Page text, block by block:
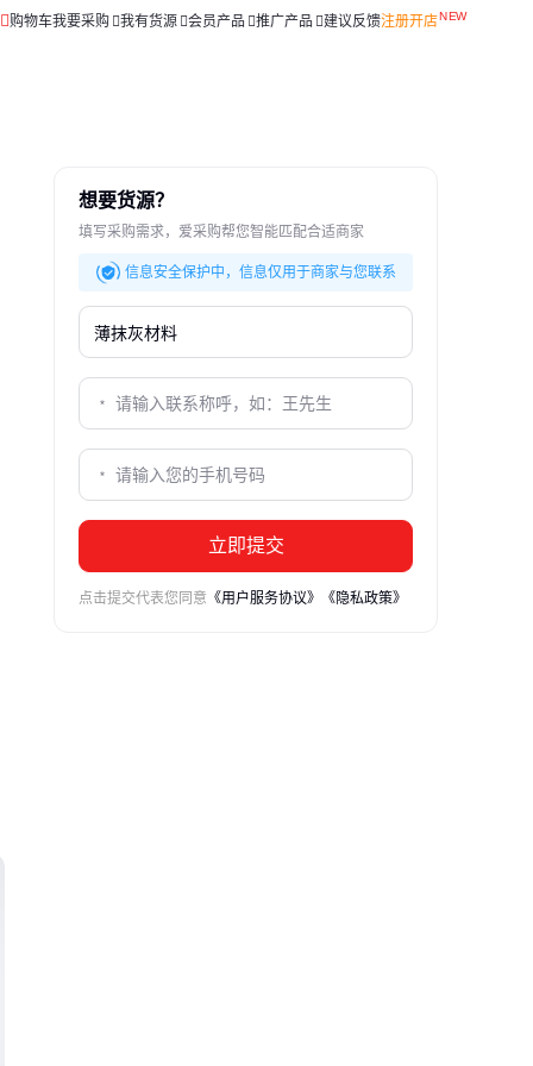
购物车我要采购 我有货源 会员产品 推广产品 建议反馈注册开店
想要货源？
填写采购需求，爱采购帮您智能匹配合适商家
信息安全保护中，信息仅用于商家与您联系
立即提交
点击提交代表您同意 《用户服务协议》 《隐私政策》